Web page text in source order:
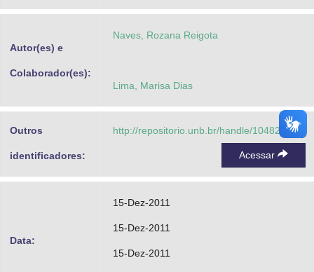
Autor(es) e
Colaborador(es):
Naves, Rozana Reigota
Lima, Marisa Dias
Outros
identificadores:
http://repositorio.unb.br/handle/10482/9749
Acessar
Data:
15-Dez-2011
15-Dez-2011
15-Dez-2011